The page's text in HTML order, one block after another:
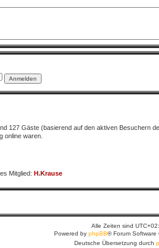
127 Gäste (basierend auf den aktiven Besuchern
online waren.
Mitglied: H.Krause
Alle Zeiten sind
Powered by phpBB® Forum Software
Deutsche Übersetzung durch